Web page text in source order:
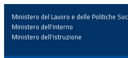
Ministero del Lavoro e delle Politiche
Ministero dell'interno
Ministero dell'istruzione